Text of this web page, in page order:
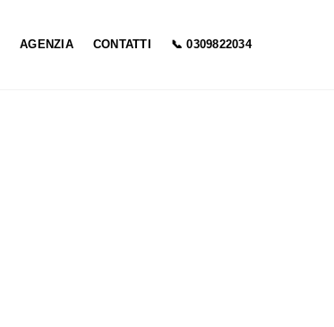
AGENZIA CONTATTI 📞 0309822034